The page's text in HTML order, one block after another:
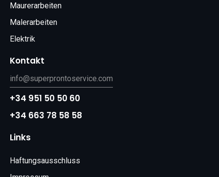
Maurerarbeiten
Malerarbeiten
Elektrik
Kontakt
info@superprontoservice.com
+34 951 50 50 60
+34 663 78 58 58
Links
Haftungsausschluss